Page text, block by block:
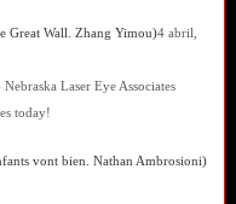
Great Wall. Zhang Yimou)4 abril,
Laser Eye Associates
today!
vont bien. Nathan Ambrosioni)